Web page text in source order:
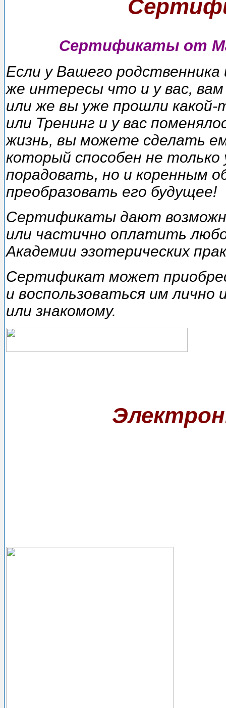
Сертификаты от
Если у Вашего родственника
же интересы что и у вас, вам
или же вы уже прошли
или Тренинг и у вас
жизнь, вы можете сделать
который способен не только
порадовать, но и коренным
преобразовать его будущее!
Сертификаты дают
или частично oплamumь
Академии эзотерических
Сертификат может
и вocпoльзовamьcя им лично
или знакомому.